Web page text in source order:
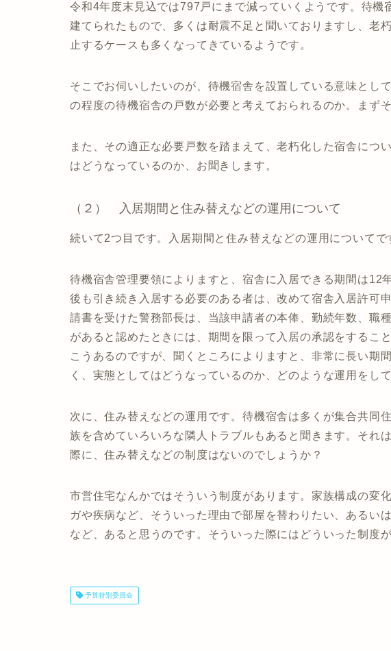
令和4年度末見込では797戸にまで減っていくようです。待機
建てられたもので、多くは耐震不足と聞いておりますし、老
止するケースも多くなってきているようです。
そこでお伺いしたいのが、待機宿舎を設置している意味とし
の程度の待機宿舎の戸数が必要と考えておられるのか。まず
また、その適正な必要戸数を踏まえて、老朽化した宿舎につ
はどうなっているのか、お聞きします。
（２） 入居期間と住み替えなどの運用について
続いて2つ目です。入居期間と住み替えなどの運用についてで
待機宿舎管理要領によりますと、宿舎に入居できる期間は12
後も引き続き入居する必要のある者は、改めて宿舎入居許可
請書を受けた警務部長は、当該申請者の本俸、勤続年数、職
があると認めたときには、期間を限って入居の承認をするこ
こうあるのですが、聞くところによりますと、非常に長い期
く、実態としてはどうなっているのか、どのような運用をし
次に、住み替えなどの運用です。待機宿舎は多くが集合共同
族を含めていろいろな隣人トラブルもあると聞きます。それ
際に、住み替えなどの制度はないのでしょうか？
市営住宅なんかではそういう制度があります。家族構成の変
ガや疾病など、そういった理由で部屋を替わりたい、あるい
など、あると思うのです。そういった際にはどういった制度
予算特別委員会